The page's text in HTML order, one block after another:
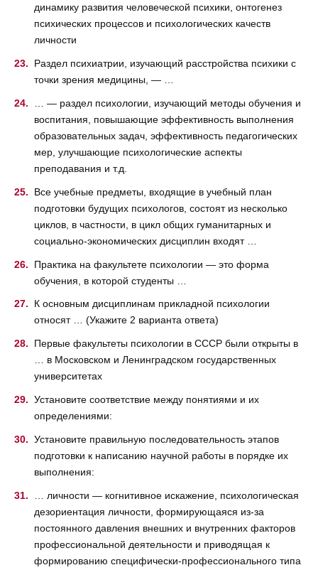
динамику развития человеческой психики, онтогенез
психических процессов и психологических качеств
личности
Раздел психиатрии, изучающий расстройства психики с
точки зрения медицины, — …
… — раздел психологии, изучающий методы обучения и
воспитания, повышающие эффективность выполнения
образовательных задач, эффективность педагогических
мер, улучшающие психологические аспекты
преподавания и т.д.
Все учебные предметы, входящие в учебный план
подготовки будущих психологов, состоят из несколько
циклов, в частности, в цикл общих гуманитарных и
социально-экономических дисциплин входят …
Практика на факультете психологии — это форма
обучения, в которой студенты …
К основным дисциплинам прикладной психологии
относят … (Укажите 2 варианта ответа)
Первые факультеты психологии в СССР были открыты в
… в Московском и Ленинградском государственных
университетах
Установите соответствие между понятиями и их
определениями:
Установите правильную последовательность этапов
подготовки к написанию научной работы в порядке их
выполнения:
… личности — когнитивное искажение, психологическая
дезориентация личности, формирующаяся из-за
постоянного давления внешних и внутренних факторов
профессиональной деятельности и приводящая к
формированию специфически-профессионального типа